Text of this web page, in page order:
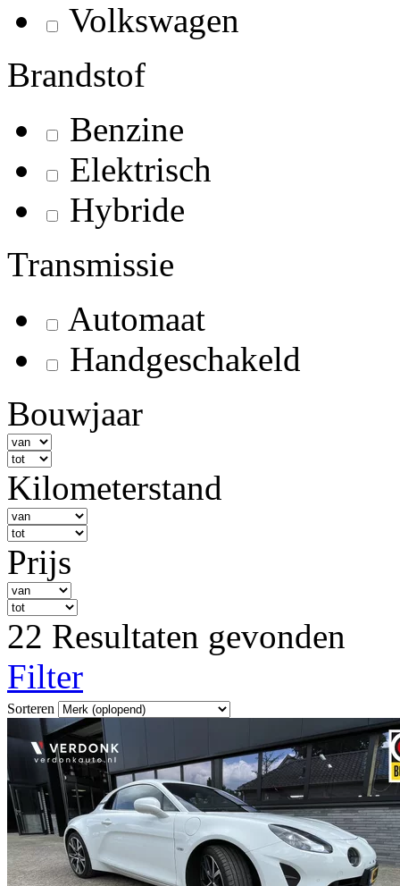
Volkswagen
Brandstof
Benzine
Elektrisch
Hybride
Transmissie
Automaat
Handgeschakeld
Bouwjaar
Kilometerstand
Prijs
22 Resultaten gevonden
Filter
Sorteren